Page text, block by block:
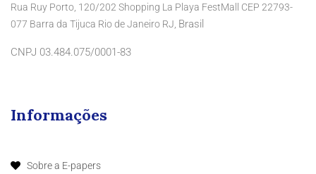
Rua Ruy Porto, 120/202 Shopping La Playa FestMall CEP 22793-
077 Barra da Tijuca Rio de Janeiro RJ, Brasil
CNPJ 03.484.075/0001-83
Informações
Sobre a E-papers